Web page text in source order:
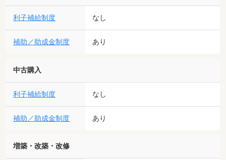
利子補給制度 なし
補助／助成金制度 あり
中古購入
利子補給制度 なし
補助／助成金制度 あり
増築・改築・改修